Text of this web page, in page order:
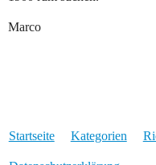
Marco
Startseite Kategorien